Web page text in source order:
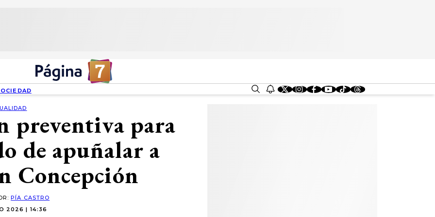
preventiva para
de apuñalar a
Concepción
PÍA CASTRO
2026 | 14:36